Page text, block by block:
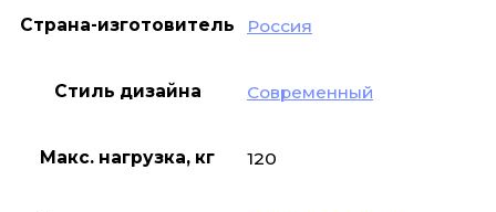
Страна-изготовитель Россия
Стиль дизайна Современный
Макс. нагрузка, кг 120